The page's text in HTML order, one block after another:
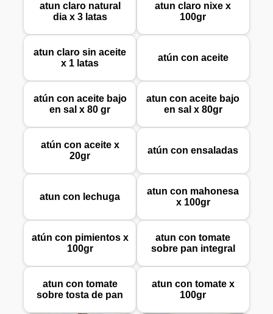
atun claro natural
dia x 3 latas
atun claro nixe x
100gr
atun claro sin aceite
x 1 latas
atún con aceite
atún con aceite bajo
en sal x 80 gr
atun con aceite bajo
en sal x 80gr
atún con aceite x
20gr
atún con ensaladas
atun con lechuga
atun con mahonesa
x 100gr
atún con pimientos x
100gr
atun con tomate
sobre pan integral
atun con tomate
sobre tosta de pan
atun con tomate x
100gr